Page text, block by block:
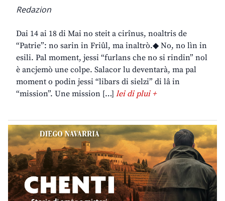
Redazion
Dai 14 ai 18 di Mai no steit a cirînus, noaltris de
“Patrie”: no sarin in Friûl, ma inaltrò.◆ No, no lìn in
esili. Pal moment, jessi “furlans che no si rindin” nol
è ancjemò une colpe. Salacor lu deventarà, ma pal
moment o podin jessi “libars di sielzi” di lâ in
“mission”. Une mission […] lei di plui +